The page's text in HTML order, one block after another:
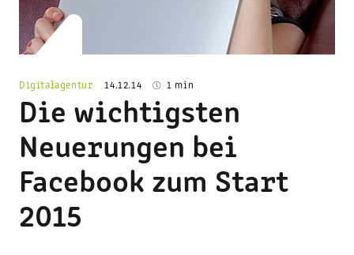
Digitalagentur 14.12.14 1 min
Die wichtigsten
Neuerungen bei
Facebook zum Start
2015